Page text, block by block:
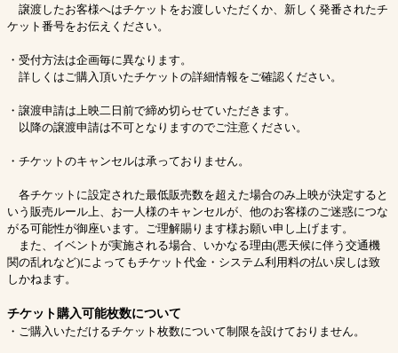
譲渡したお客様へはチケットをお渡しいただくか、新しく発番されたチ
ケット番号をお伝えください。
・受付方法は企画毎に異なります。
詳しくはご購入頂いたチケットの詳細情報をご確認ください。
・譲渡申請は上映二日前で締め切らせていただきます。
以降の譲渡申請は不可となりますのでご注意ください。
・チケットのキャンセルは承っておりません。
各チケットに設定された最低販売数を超えた場合のみ上映が決定すると
いう販売ルール上、お一人様のキャンセルが、他のお客様のご迷惑につな
がる可能性が御座います。ご理解賜ります様お願い申し上げます。
また、イベントが実施される場合、いかなる理由(悪天候に伴う交通機
関の乱れなど)によってもチケット代金・システム利用料の払い戻しは致
しかねます。
チケット購入可能枚数について
・ご購入いただけるチケット枚数について制限を設けておりません。